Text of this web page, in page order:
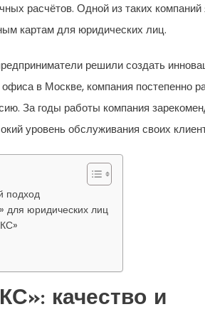
расчётов. Одной из таких компаний
картам для юридических лиц.
решили создать
в Москве, компания постепенно
За годы работы компания
уровень обслуживания своих
подход
для юридических лиц
качество и